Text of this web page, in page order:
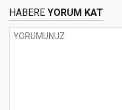
HABERE YORUM KAT